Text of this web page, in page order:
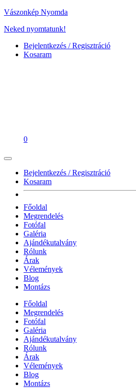
Vászonkép Nyomda
Neked nyomtatunk!
Bejelentkezés / Regisztráció
Kosaram
0
Bejelentkezés / Regisztráció
Kosaram
Főoldal
Megrendelés
Fotófal
Galéria
Ajándékutalvány
Rólunk
Árak
Vélemények
Blog
Montázs
Főoldal
Megrendelés
Fotófal
Galéria
Ajándékutalvány
Rólunk
Árak
Vélemények
Blog
Montázs